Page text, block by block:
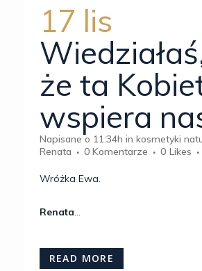
17 lis
że ta
wspiera
Napisane o 11:34h in kosmetyki
Renata
0 Komentarze 0 Likes
Wróżka Ewa.
Renata
READ MORE